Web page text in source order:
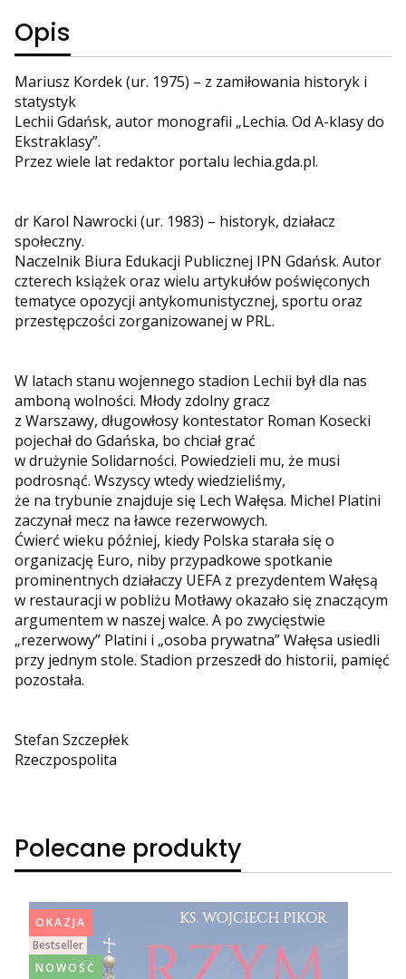
Opis
Mariusz Kordek (ur. 1975) – z zamiłowania historyk i
statystyk
Lechii Gdańsk, autor monografii „Lechia. Od A-klasy do
Ekstraklasy”.
Przez wiele lat redaktor portalu lechia.gda.pl.
dr Karol Nawrocki (ur. 1983) – historyk, działacz
społeczny.
Naczelnik Biura Edukacji Publicznej IPN Gdańsk. Autor
czterech książek oraz wielu artykułów poświęconych
tematyce opozycji antykomunistycznej, sportu oraz
przestępczości zorganizowanej w PRL.
W latach stanu wojennego stadion Lechii był dla nas
amboną wolności. Młody zdolny gracz
z Warszawy, długowłosy kontestator Roman Kosecki
pojechał do Gdańska, bo chciał grać
w drużynie Solidarności. Powiedzieli mu, że musi
podrosnąć. Wszyscy wtedy wiedzieliśmy,
że na trybunie znajduje się Lech Wałęsa. Michel Platini
zaczynał mecz na ławce rezerwowych.
Ćwierć wieku później, kiedy Polska starała się o
organizację Euro, niby przypadkowe spotkanie
prominentnych działaczy UEFA z prezydentem Wałęsą
w restauracji w pobliżu Motławy okazało się znaczącym
argumentem w naszej walce. A po zwycięstwie
„rezerwowy” Platini i „osoba prywatna” Wałęsa usiedli
przy jednym stole. Stadion przeszedł do historii, pamięć
pozostała.
Stefan Szczepłek
Rzeczpospolita
Polecane produkty
OKAZJA
Bestseller
NOWOŚĆ